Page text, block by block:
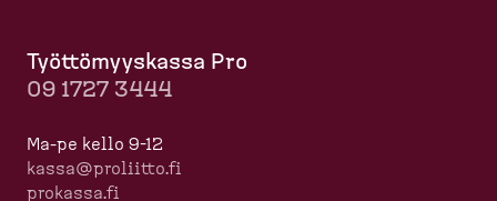
Työttö­myyskassa Pro
09 1727 3444
Ma-pe kello 9-12
kassa@proliitto.fi
prokassa.fi